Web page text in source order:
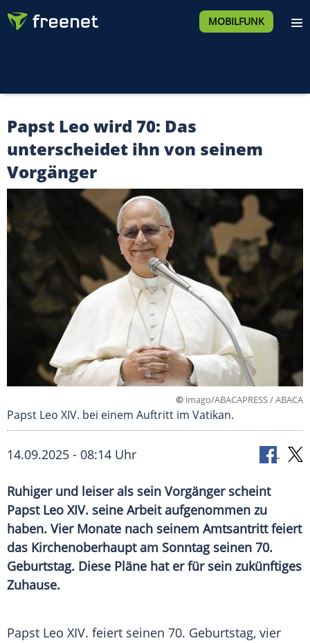
MOBILFUNK
Papst Leo wird 70: Das
unterscheidet ihn von seinem
Vorgänger
© imago/ABACAPRESS / ABACA
Papst Leo XIV. bei einem Auftritt im Vatikan.
14.09.2025 - 08:14 Uhr
Ruhiger und leiser als sein Vorgänger scheint
Papst Leo XIV. seine Arbeit aufgenommen zu
haben. Vier Monate nach seinem Amtsantritt feiert
das Kirchenoberhaupt am Sonntag seinen 70.
Geburtstag. Diese Pläne hat er für sein zukünftiges
Zuhause.
Papst Leo XIV. feiert seinen 70. Geburtstag, vier